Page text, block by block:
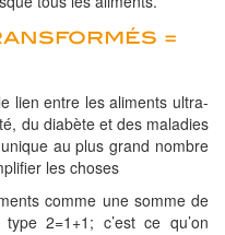
=
lien entre les aliments ultra-
du diabète et des maladies
au plus grand nombre
les choses
comme une somme de
2=1+1; c’est ce qu’on